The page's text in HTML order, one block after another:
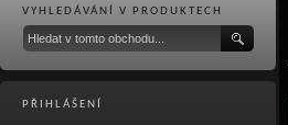
VYHLEDÁVÁNÍ V PRODUKTECH
PŘIHLÁŠENÍ